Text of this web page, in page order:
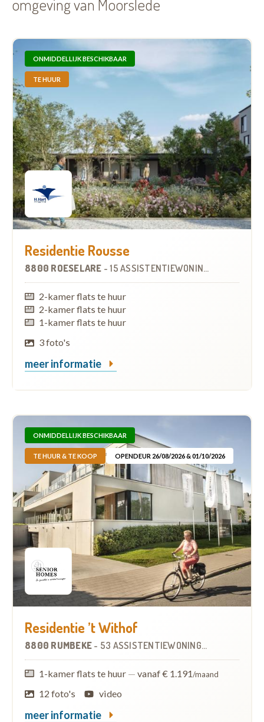
omgeving van Moorslede
ONMIDDELLIJK BESCHIKBAAR
TE HUUR
Residentie Rousse
8800 ROESELARE -15 ASSISTENTIEWONINGEN
2-kamer flats te huur
2-kamer flats te huur
1-kamer flats te huur
3 foto's
meer informatie
ONMIDDELLIJK BESCHIKBAAR
TE HUUR & TE KOOP OPENDEUR 26/08/2026 & 01/10/2026
Residentie ’t Withof
8800 RUMBEKE - 53 ASSISTENTIEWONINGEN
1-kamer flats te huur — vanaf € 1.191/maand
12 foto's video
meer informatie